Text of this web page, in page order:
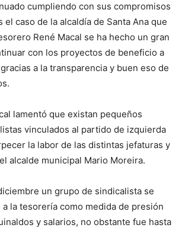
cumpliendo con sus compromisos
el caso de la alcaldía de Santa Ana que
René Macal se ha hecho un gran
con los proyectos de beneficio a
a la transparencia y buen eso de
lamentó que existan pequeños
vinculados al partido de izquierda
la labor de las distintas jefaturas y
alcalde municipal Mario Moreira.
un grupo de sindicalista se
la tesorería como medida de presión
y salarios, no obstante fue hasta